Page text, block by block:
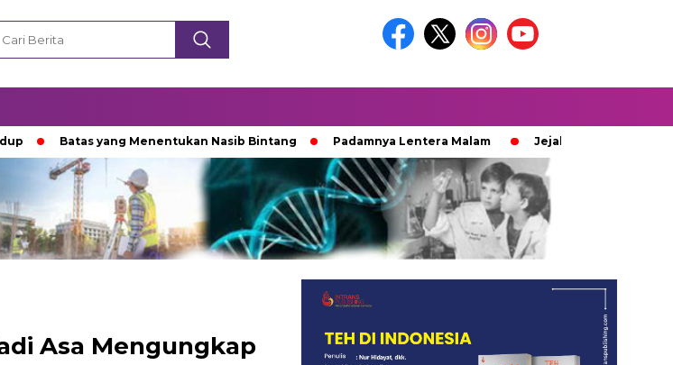
yang Menentukan Nasib Bintang Padamnya Lentera Malam Jejak 100 Hari Pemburu Kayu
Asa Mengungkap